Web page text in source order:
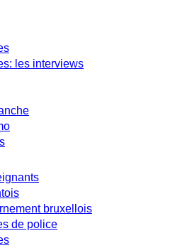
les interviews
bruxellois
de police